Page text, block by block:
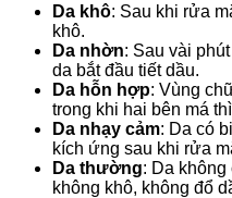
Da khô: Sau khi rửa
khô.
Da nhờn: Sau vài
da bắt đầu tiết dầu.
Da hỗn hợp: Vùng
trong khi hai bên má
Da nhạy cảm: Da có
kích ứng sau khi rửa
Da thường: Da không
không khô, không đổ